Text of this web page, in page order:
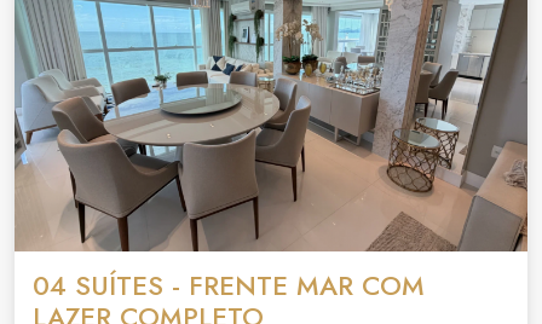
hidromassagem e jacuzzi se unem ao spa, sauna e
academia completa. Para receber e se divertir, salão
de festas, espaço gourmet, lounge, solarium, sala de
jogos, sala de games e brinquedoteca.Segurança,
tecnologia e serviços completam a experiência:
guarita 24h, alarme, circuito de TV, hall decorado, sala
de reunião, bicicletário e entrada privativa para
banhistas com box de praia.
04 SUÍTES - FRENTE MAR COM